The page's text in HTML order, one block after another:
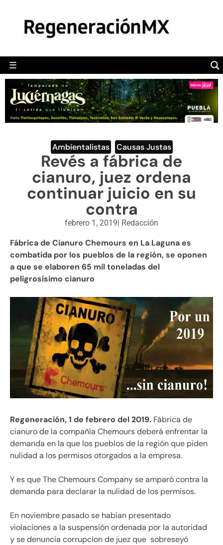
☰
POLÍTICA
CAMALEÓN
OPINIÓN
DEPORTES
ENGLISH SECTION
VIDEOS
Ambientalistas Causas Justas
Revés a fábrica de
cianuro, juez ordena
continuar juicio en su
contra
febrero 1, 2019| Redacción
Fábrica de Cianuro Chemours en La Laguna es
combatida por los pueblos de la región, se oponen
a que se elaboren 65 mil toneladas del
peligrosísimo cianuro
Regeneración, 1 de febrero del 2019. Fábrica de
cianuro de la compañía Chemours deberá enfrentar la
demanda en la que los pueblos de la región que piden
nulidad a los permisos otorgados a la empresa.
Y es que The Chemours Company se amparó contra la
demanda para declarar la nulidad de los permisos.
En noviembre pasado se habían presentado
violaciones a la suspensión ordenada por la autoridad
y se denuncia corrupcion de juez que sobreseyó